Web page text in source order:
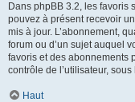
Dans phpBB 3.2, les favoris
pouvez à présent recevoir
mis à jour. L’abonnement,
forum ou d’un sujet auquel
favoris et des abonnements
contrôle de l’utilisateur,
Haut